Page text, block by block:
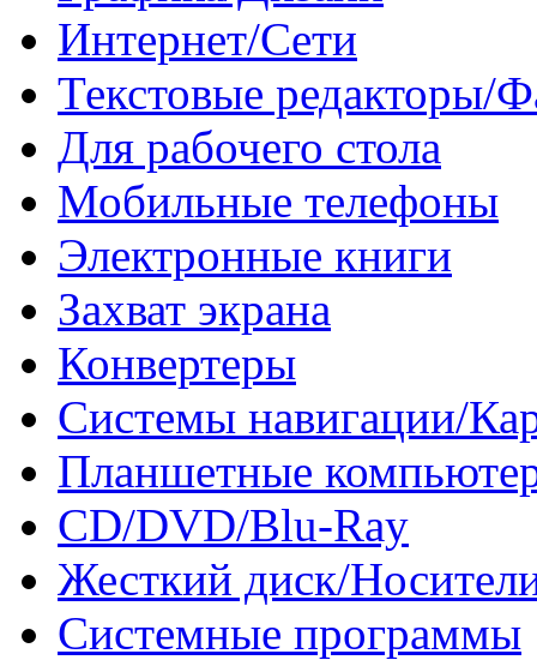
Интернет/Сети
Текстовые редакторы/
Для рабочего стола
Мобильные телефоны
Электронные книги
Захват экрана
Конвертеры
Системы навигации/
Планшетные
CD/DVD/Blu-Ray
Жесткий диск/
Системные программы